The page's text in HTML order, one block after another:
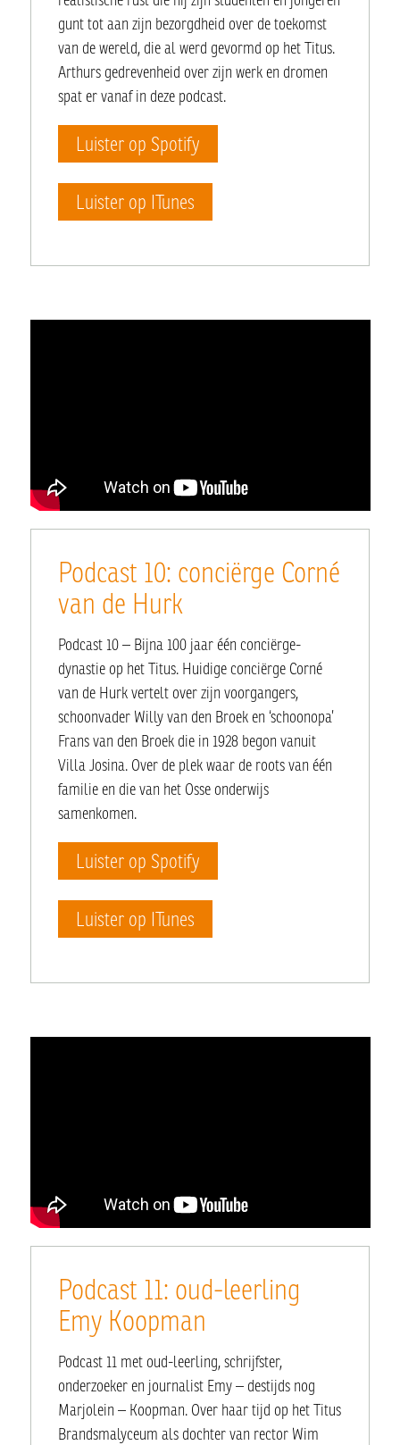
gunt tot aan zijn bezorgdheid over de toekomst
van de wereld, die al werd gevormd op het Titus.
Arthurs gedrevenheid over zijn werk en dromen
spat er vanaf in deze podcast.
Luister op Spotify
Luister op ITunes
Podcast 10: conciërge Corné
van de Hurk
Podcast 10 – Bijna 100 jaar één conciërge-
dynastie op het Titus. Huidige conciërge Corné
van de Hurk vertelt over zijn voorgangers,
schoonvader Willy van den Broek en ‘schoonopa’
Frans van den Broek die in 1928 begon vanuit
Villa Josina. Over de plek waar de roots van één
familie en die van het Osse onderwijs
samenkomen.
Luister op Spotify
Luister op ITunes
Podcast 11: oud-leerling
Emy Koopman
Podcast 11 met oud-leerling, schrijfster,
onderzoeker en journalist Emy – destijds nog
Marjolein – Koopman. Over haar tijd op het Titus
Brandsmalyceum als dochter van rector Wim